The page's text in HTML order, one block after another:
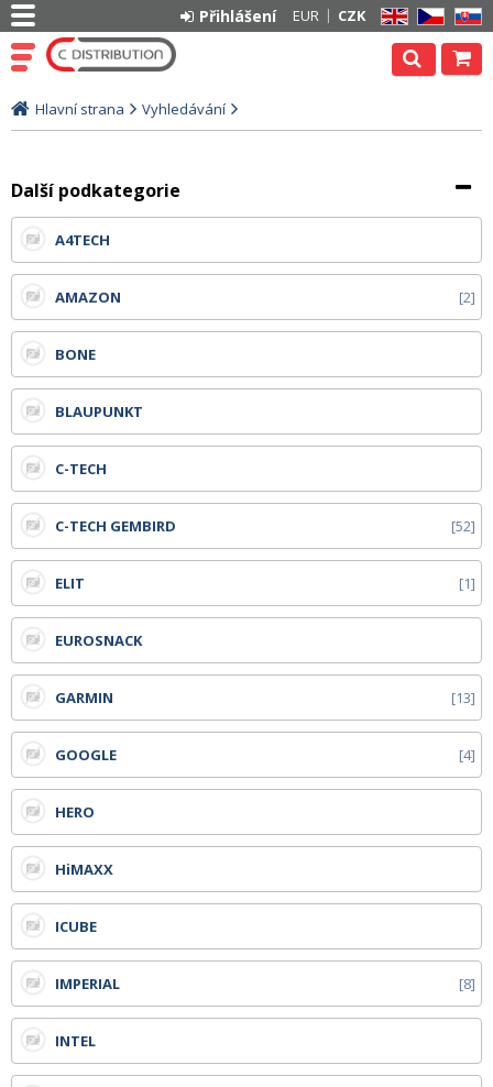
EN CZ SK
EUR CZK
Přihlášení
Hlavní strana Vyhledávání
Další podkategorie
A4TECH
AMAZON 2
BONE
BLAUPUNKT
C-TECH
C-TECH GEMBIRD 52
ELIT 1
EUROSNACK
GARMIN 13
GOOGLE 4
HERO
HiMAXX
ICUBE
IMPERIAL 8
INTEL